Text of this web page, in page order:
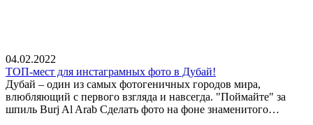
04.02.2022
ТОП-мест для инстаграмных фото в Дубай!
Дубай – один из самых фотогеничных городов мира,
влюбляющий с первого взгляда и навсегда. "Поймайте" за
шпиль Burj Al Arab Сделать фото на фоне знаменитого…